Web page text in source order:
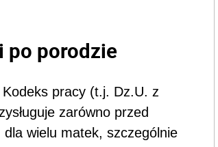
po porodzie
pracy (t.j. Dz.U. z
zarówno przed
wielu matek, szczególnie